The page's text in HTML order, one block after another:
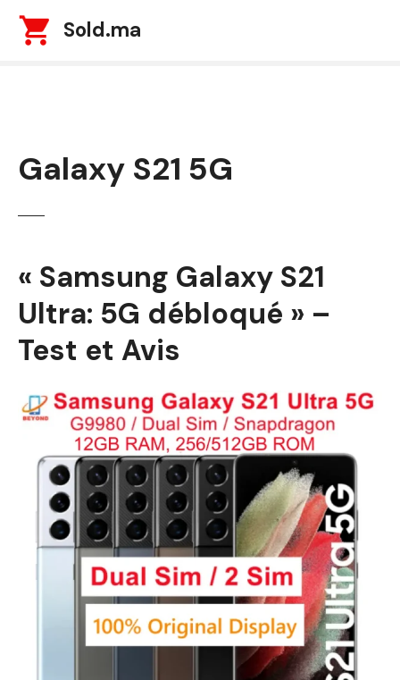
Sold.ma
Galaxy S21 5G
« Samsung Galaxy S21
Ultra: 5G débloqué » –
Test et Avis